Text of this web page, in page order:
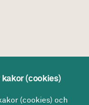
(cookies)
(cookies) och